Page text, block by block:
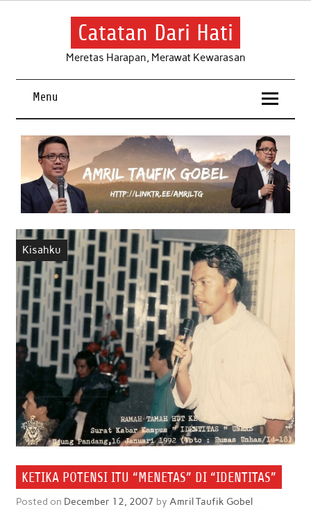
Skip
Catatan Dari Hati
Meretas Harapan, Merawat Kewarasan
Menu
Kisahku
KETIKA POTENSI ITU “MENETAS” DI “IDENTITAS”
Posted on December 12, 2007 by Amril Taufik Gobel